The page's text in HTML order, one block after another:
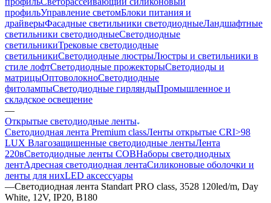
профильУправление светомБлоки питания и
драйверыФасадные светильники светодиодныеЛандшафтные
светильники светодиодныеСветодиодные
светильникиТрековые светодиодные
светильникиСветодиодные люстрыЛюстры и светильники в
стиле лофтСветодиодные прожекторыСветодиоды и
матрицыОптоволокноСветодиодные
фитолампыСветодиодные гирляндыПромышленное и
складское освещение
—
Открытые светодиодные ленты
Светодиодная лента Premium classЛенты открытые CRI>98
LUX Влагозащищенные светодиодные лентыЛента
220вСветодиодные ленты COBНаборы светодиодных
лентАдресная светодиодная лентаСиликоновые оболочки и
ленты для нихLED аксессуары
—Светодиодная лента Standart PRO class, 3528 120led/m, Day
White, 12V, IP20, B180